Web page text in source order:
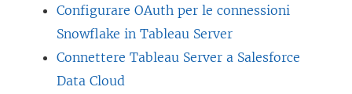
Configurare OAuth per le connessioni
Snowflake in Tableau Server
Connettere Tableau Server a Salesforce
Data Cloud